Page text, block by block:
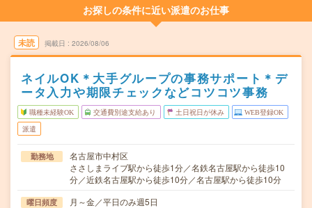
お探しの条件に近い派遣のお仕事
未読 掲載日 2026/08/06
ネイルOK＊大手グループの事務サポート＊デ
ータ入力や期限チェックなどコツコツ事務
職種未経験OK 交通費別途支給あり 土日祝日が休み WEB登録OK
派遣
勤務地
名古屋市中村区
ささしまライブ駅から徒歩1分／名鉄名古屋駅から徒歩10
分／近鉄名古屋駅から徒歩10分／名古屋駅から徒歩10分
曜日頻度 月～金／平日のみ週5日